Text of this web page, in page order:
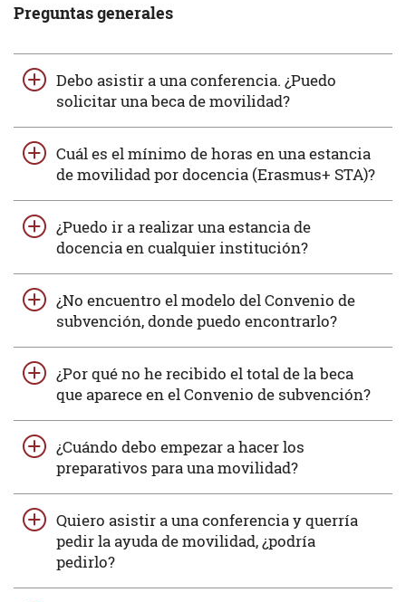
Preguntas generales
Debo asistir a una conferencia. ¿Puedo
solicitar una beca de movilidad?
Cuál es el mínimo de horas en una estancia
de movilidad por docencia (Erasmus+ STA)?
¿Puedo ir a realizar una estancia de
docencia en cualquier institución?
¿No encuentro el modelo del Convenio de
subvención, donde puedo encontrarlo?
¿Por qué no he recibido el total de la beca
que aparece en el Convenio de subvención?
¿Cuándo debo empezar a hacer los
preparativos para una movilidad?
Quiero asistir a una conferencia y querría
pedir la ayuda de movilidad, ¿podría
pedirlo?